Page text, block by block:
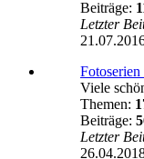
Beiträge:
Letzter
Fotoserien
Viele
Themen:
Beiträge:
Letzter